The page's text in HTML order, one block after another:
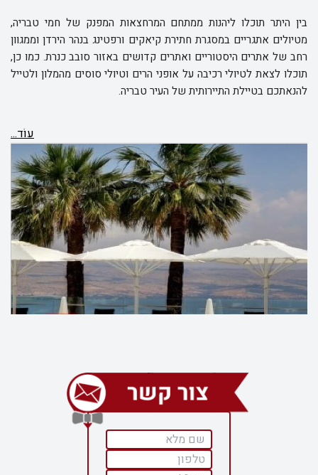
בין היתר תוכלו ליהנות ממתחם המרחצאות המפנק של חמי טבריה,
מטיולים אתגריים במסגרת חתירת קיאקים ורפטינג בנהר הירדן וממגוון
רחב של אתרים היסטוריים ואתרים קדושים באזור סובב כנרת. כמו כן,
תוכלו לצאת לטיולי רכיבה על אופני הרים וטיולי סוסים מהמלון ולטייל
להנאתכם בטיילת התיירותית של העיר טבריה.
עוֹד...